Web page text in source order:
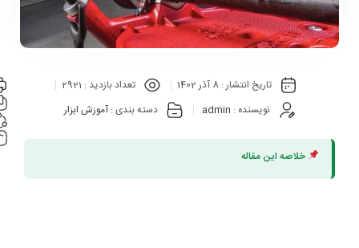
تاریخ انتشار : 8 آذر 1402 تعداد بازدید : 2921
نویسنده : admin دسته بندی :آموزش ابزار
خلاصه این مقاله